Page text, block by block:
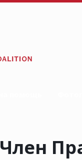
Член